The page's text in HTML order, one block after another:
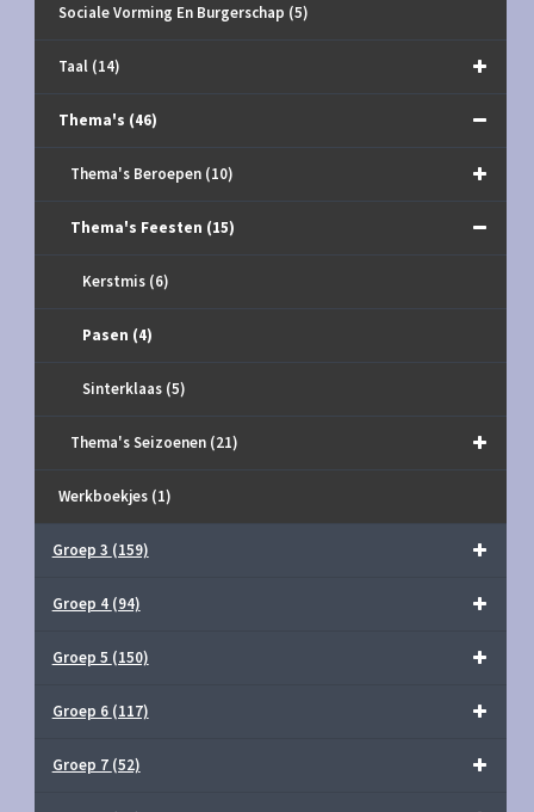
Sociale Vorming En Burgerschap (5)
Taal (14)
Thema's (46)
Thema's Beroepen (10)
Thema's Feesten (15)
Kerstmis (6)
Pasen (4)
Sinterklaas (5)
Thema's Seizoenen (21)
Werkboekjes (1)
Groep 3 (159)
Groep 4 (94)
Groep 5 (150)
Groep 6 (117)
Groep 7 (52)